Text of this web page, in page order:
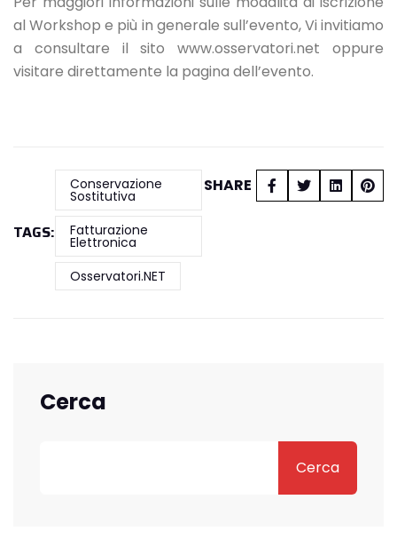
al Workshop e più in generale sull’evento, Vi invitiamo
a consultare il sitowww.osservatori.net oppure
visitare direttamente la pagina dell’evento.
TAGS:
Conservazione
Sostitutiva
Fatturazione
Elettronica
Osservatori.NET
SHARE
Cerca
Cerca